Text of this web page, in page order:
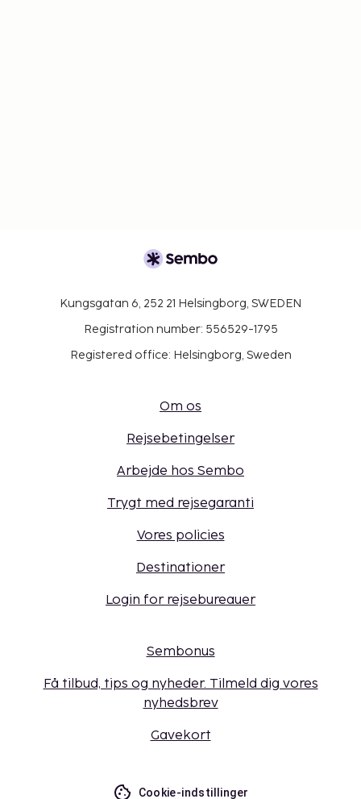
Kungsgatan 6, 252 21 Helsingborg, SWEDEN
Registration number: 556529-1795
Registered office: Helsingborg, Sweden
Om os
Rejsebetingelser
Arbejde hos Sembo
Trygt med rejsegaranti
Vores policies
Destinationer
Login for rejsebureauer
Sembonus
Få tilbud, tips og nyheder. Tilmeld dig vores
nyhedsbrev
Gavekort
Cookie-indstillinger